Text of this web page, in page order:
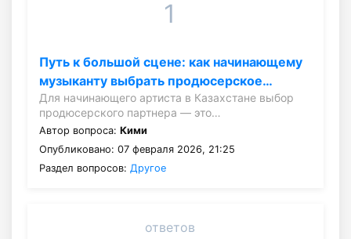
1
Путь к большой сцене: как начинающему
музыканту выбрать продюсерское…
Для начинающего артиста в Казахстане выбор
продюсерского партнера — это…
Автор вопроса: Кими
Опубликовано: 07 февраля 2026, 21:25
Раздел вопросов: Другое
ответов